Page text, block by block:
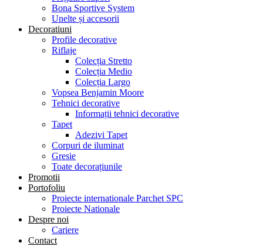
Bona Sportive System
Unelte și accesorii
Decoratiuni
Profile decorative
Riflaje
Colecția Stretto
Colecția Medio
Colecția Largo
Vopsea Benjamin Moore
Tehnici decorative
Informații tehnici decorative
Tapet
Adezivi Tapet
Corpuri de iluminat
Gresie
Toate decorațiunile
Promotii
Portofoliu
Proiecte internationale Parchet SPC
Proiecte Nationale
Despre noi
Cariere
Contact